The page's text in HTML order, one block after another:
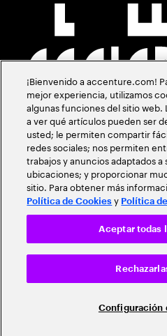
¡Bienvenido a accenture.com!
mejor experiencia, utilizamos
algunas funciones del sitio web.
a ver qué artículos pueden ser
usted; le permiten compartir
redes sociales; nos permiten
trabajos y anuncios adaptados a
ubicaciones; y proporcionar
sitio. Para obtener más
Política de Cookies y Política
Configuración
Aceptar todas